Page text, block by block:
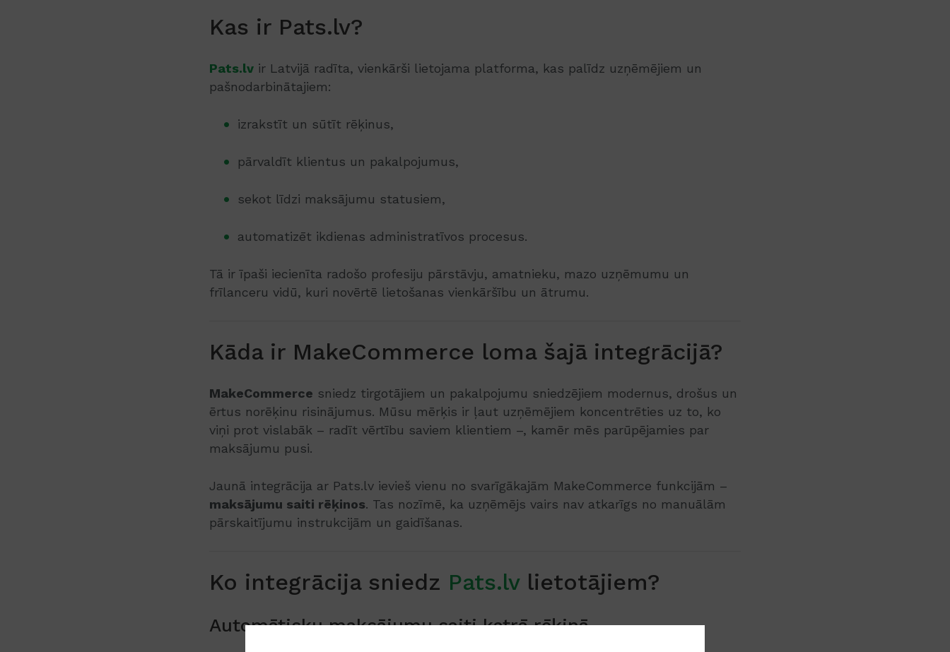
Kas ir Pats.lv?
Pats.lv ir Latvijā radīta, vienkārši lietojama platforma, kas palīdz uzņēmējiem un
pašnodarbinātajiem:
izrakstīt un sūtīt rēķinus,
pārvaldīt klientus un pakalpojumus,
sekot līdzi maksājumu statusiem,
automatizēt ikdienas administratīvos procesus.
Tā ir īpaši iecienīta radošo profesiju pārstāvju, amatnieku, mazo uzņēmumu un
frīlanceru vidū, kuri novērtē lietošanas vienkāršību un ātrumu.
Kāda ir MakeCommerce loma šajā integrācijā?
MakeCommerce sniedz tirgotājiem un pakalpojumu sniedzējiem modernus, drošus un
ērtus norēķinu risinājumus. Mūsu mērķis ir ļaut uzņēmējiem koncentrēties uz to, ko
viņi prot vislabāk – radīt vērtību saviem klientiem –, kamēr mēs parūpējamies par
maksājumu pusi.
Jaunā integrācija ar Pats.lv ievieš vienu no svarīgākajām MakeCommerce funkcijām –
maksājumu saiti rēķinos. Tas nozīmē, ka uzņēmējs vairs nav atkarīgs no manuālām
pārskaitījumu instrukcijām un gaidīšanas.
Ko integrācija sniedz Pats.lvlietotājiem?
Automātisku maksājumu saiti katrā rēķinā